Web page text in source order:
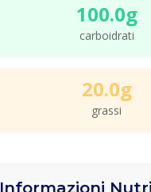
100.0g
carboidrati
20.0g
grassi